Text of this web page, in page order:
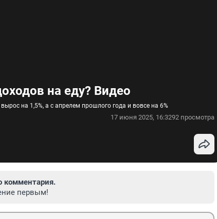
на еду? Видео
на 1,5%, а с апрелем прошлого года и вовсе на 6%
17 июня 2025, 16:3292 просмотра
комментария.
первым!